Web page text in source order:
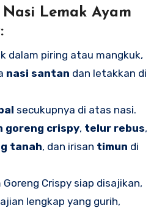
Lemak Ayam
:
dalam piring atau mangkuk,
nasi santan dan letakkan di
secukupnya di atas nasi.
goreng crispy, telur rebus,
tanah, dan irisan timun di
Goreng Crispy siap disajikan,
lengkap yang gurih,